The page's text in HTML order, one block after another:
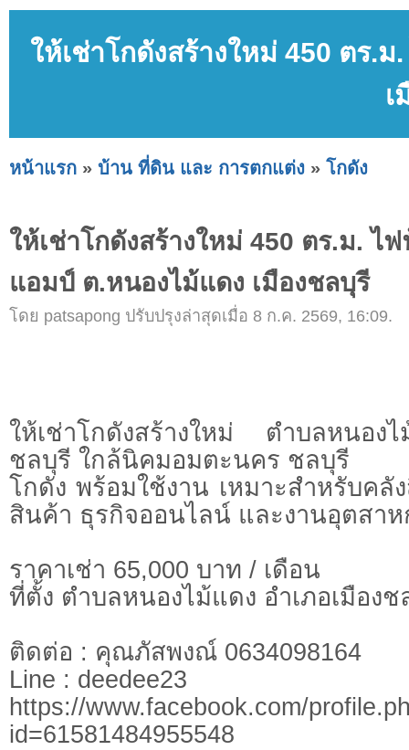
ให้เช่าโกดังสร้างใหม่ 450 ตร.
เ
หน้าแรก » บ้าน ที่ดิน และ การตกแต่ง » โกดัง
ให้เช่าโกดังสร้างใหม่ 450 ตร.ม. ไ
แอมป์ ต.หนองไม้แดง เมืองชลบุรี
โดย patsapong ปรับปรุงล่าสุดเมื่อ 8 ก.ค. 2569, 16:09.
ให้เช่าโกดังสร้างใหม่ ตำบลหนอง
ชลบุรี ใกล้นิคมอมตะนคร ชลบุรี
โกดัง พร้อมใช้งาน เหมาะสำหรับคลั
สินค้า ธุรกิจออนไลน์ และงานอุตสาห
ราคาเช่า 65,000 บาท / เดือน
ที่ตั้ง ตำบลหนองไม้แดง อำเภอเมือง
ติดต่อ : คุณภัสพงณ์ 0634098164
Line : deedee23
https://www.facebook.com/
id=61581484955548